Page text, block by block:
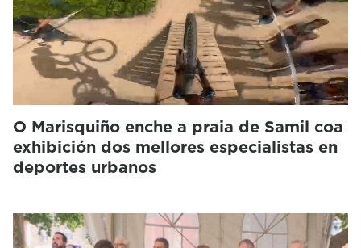
O Marisquiño enche a praia de Samil coa
exhibición dos mellores especialistas en
deportes urbanos